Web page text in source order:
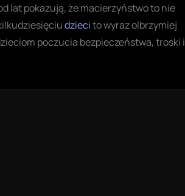
lat pokazują, że macierzyństwo to nie
dziecito wyraz olbrzymiej
poczucia bezpieczeństwa, troski i